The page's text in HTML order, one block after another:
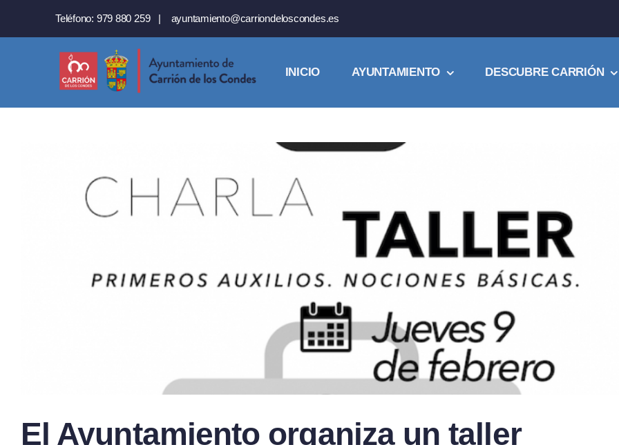
Teléfono: 979 880 259 | ayuntamiento@carriondeloscondes.es
INICIO AYUNTAMIENTO DESCUBRE CARRIÓN
El Ayuntamiento organiza un taller